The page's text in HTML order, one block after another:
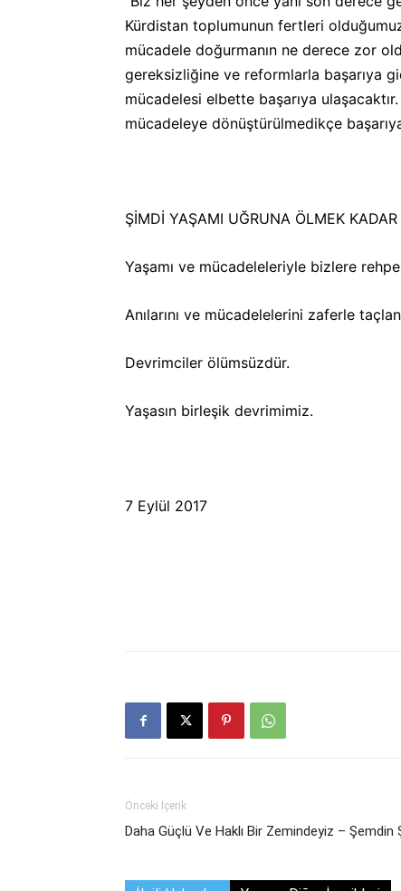
Kürdistan toplumunun fertleri
mücadele doğurmanın ne derece zor
gereksizliğine ve reformlarla başarıya
mücadelesi elbette başarıya
mücadeleye dönüştürülmedikçe
ŞİMDİ YAŞAMI UĞRUNA ÖLMEK
Yaşamı ve mücadeleleriyle bizlere
Anılarını ve mücadelelerini zaferle
Devrimciler ölümsüzdür.
Yaşasın birleşik devrimimiz.
7 Eylül 2017
Önceki İçerik
Daha Güçlü Ve Haklı Bir Zemindeyiz – Şemdin